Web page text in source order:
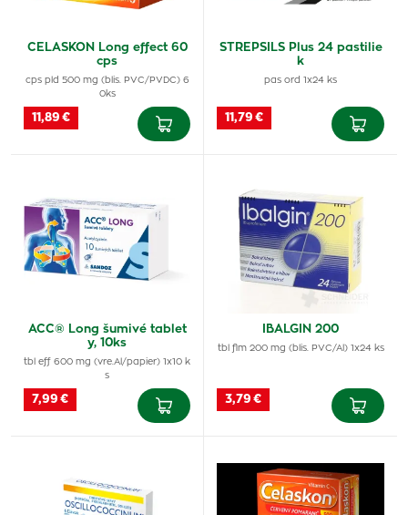
CELASKON Long effect 60
cps
cps pld 500 mg (blis. PVC/PVDC) 6
0ks
11,89 €
STREPSILS Plus 24 pastilie
k
pas ord 1x24 ks
11,79 €
ACC® Long šumivé tablet
y, 10ks
tbl eff 600 mg (vre.Al/papier) 1x10 k
s
7,99 €
IBALGIN 200
tbl flm 200 mg (blis. PVC/Al) 1x24 ks
3,79 €